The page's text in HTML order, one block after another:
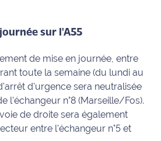
sur l'A55
de mise en journée, entre
toute la semaine (du lundi au
d'urgence sera neutralisée
l'échangeur n°8 (Marseille/Fos).
de droite sera également
entre l'échangeur n°5 et